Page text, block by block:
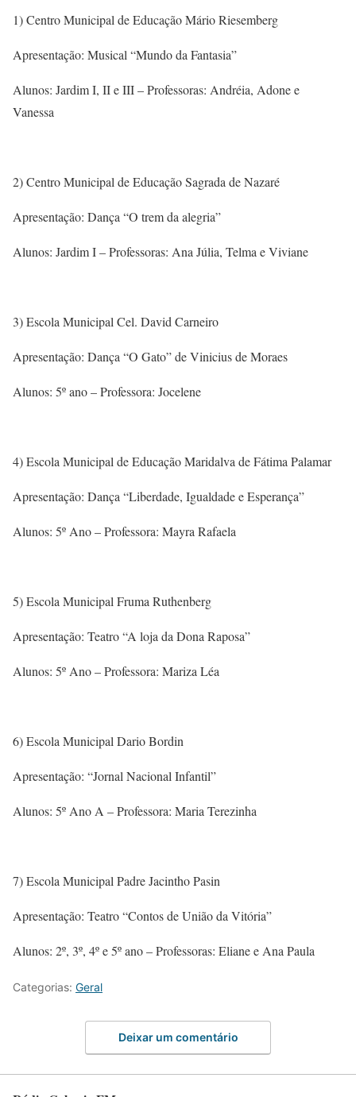
1) Centro Municipal de Educação Mário Riesemberg
Apresentação: Musical “Mundo da Fantasia”
Alunos: Jardim I, II e III – Professoras: Andréia, Adone e
Vanessa
2) Centro Municipal de Educação Sagrada de Nazaré
Apresentação: Dança “O trem da alegria”
Alunos: Jardim I – Professoras: Ana Júlia, Telma e Viviane
3) Escola Municipal Cel. David Carneiro
Apresentação: Dança “O Gato” de Vinicius de Moraes
Alunos: 5º ano – Professora: Jocelene
4) Escola Municipal de Educação Maridalva de Fátima Palamar
Apresentação: Dança “Liberdade, Igualdade e Esperança”
Alunos: 5º Ano – Professora: Mayra Rafaela
5) Escola Municipal Fruma Ruthenberg
Apresentação: Teatro “A loja da Dona Raposa”
Alunos: 5º Ano – Professora: Mariza Léa
6) Escola Municipal Dario Bordin
Apresentação: “Jornal Nacional Infantil”
Alunos: 5º Ano A – Professora: Maria Terezinha
7) Escola Municipal Padre Jacintho Pasin
Apresentação: Teatro “Contos de União da Vitória”
Alunos: 2º, 3º, 4º e 5º ano – Professoras: Eliane e Ana Paula
Categorias: Geral
Deixar um comentário